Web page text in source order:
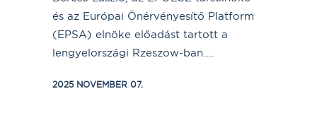
és az Európai Önérvényesítő Platform
(EPSA) elnöke előadást tartott a
lengyelországi Rzeszow-ban....
2025 NOVEMBER 07.